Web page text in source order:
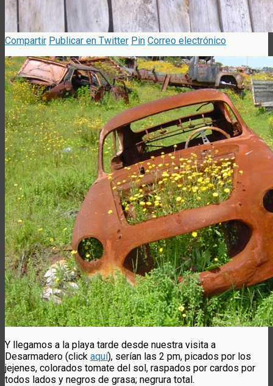
Compartir Publicar en Twitter Pin Correo electrónico
Y llegamos a la playa tarde desde nuestra visita a
Desarmadero (click aquí), serían las 2 pm, picados por los
jejenes, colorados tomate del sol, raspados por cardos por
todos lados y negros de grasa; negrura total.